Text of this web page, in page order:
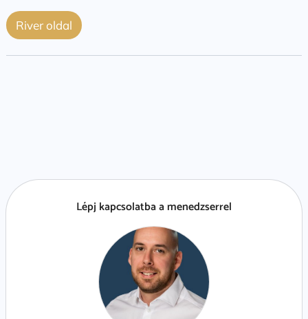
River oldal
Lépj kapcsolatba a menedzserrel